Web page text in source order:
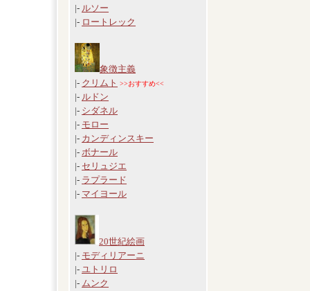
|- ルソー
|- ロートレック
象徴主義
|- クリムト >>おすすめ<<
|- ルドン
|- シダネル
|- モロー
|- カンディンスキー
|- ボナール
|- セリュジエ
|- ラプラード
|- マイヨール
20世紀絵画
|- モディリアーニ
|- ユトリロ
|- ムンク